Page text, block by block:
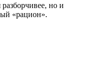
но и
«рацион».